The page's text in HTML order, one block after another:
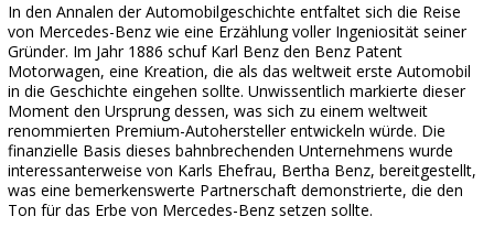
In den Annalen der Automobilgeschichte entfaltet sich die Reise
von Mercedes-Benz wie eine Erzählung voller Ingeniosität seiner
Gründer. Im Jahr 1886 schuf Karl Benz den Benz Patent
Motorwagen, eine Kreation, die als das weltweit erste Automobil
in die Geschichte eingehen sollte. Unwissentlich markierte dieser
Moment den Ursprung dessen, was sich zu einem weltweit
renommierten Premium-Autohersteller entwickeln würde. Die
finanzielle Basis dieses bahnbrechenden Unternehmens wurde
interessanterweise von Karls Ehefrau, Bertha Benz, bereitgestellt,
was eine bemerkenswerte Partnerschaft demonstrierte, die den
Ton für das Erbe von Mercedes-Benz setzen sollte.